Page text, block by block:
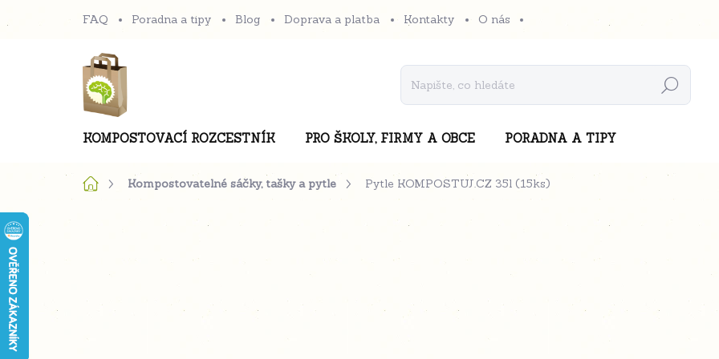
na
FAQ Poradna a tipy Blog Doprava a platba Kontakty O nás
Hledat
KOMPOSTOVACÍ ROZCESTNÍK PRO ŠKOLY, FIRMY A OBCE PORADNA A TIPY
DomůKompostovatelné sáčky, tašky a pytle Pytle KOMPOSTUJ.CZ 35l (15ks)